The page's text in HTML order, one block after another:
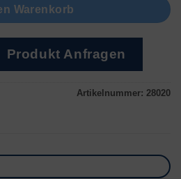
Warenkorb
Produkt Anfragen
Artikelnummer: 28020